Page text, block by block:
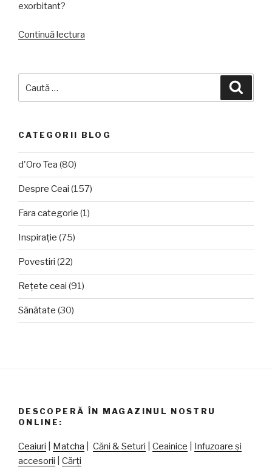
exorbitant?
Continuă lectura
ceai
CATEGORII BLOG
d'Oro Tea (80)
Despre Ceai (157)
Fara categorie (1)
Inspirație (75)
Povestiri (22)
Rețete ceai (91)
Sănătate (30)
DESCOPERĂ ÎN MAGAZINUL NOSTRU
ONLINE:
Ceaiuri Matcha Căni & Seturi Ceainice
Infuzoare și
accesorii
Cărți